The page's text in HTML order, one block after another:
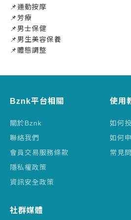
📌運動按摩
📌芳療
📌男士保健
📌男生美容保養
📌體態調整
Bznk平台相關
關於Bznk
聯絡我們
會員交易服務條款
隱私權政策
資訊安全政策
使用
如何
如何
常見
社群媒體